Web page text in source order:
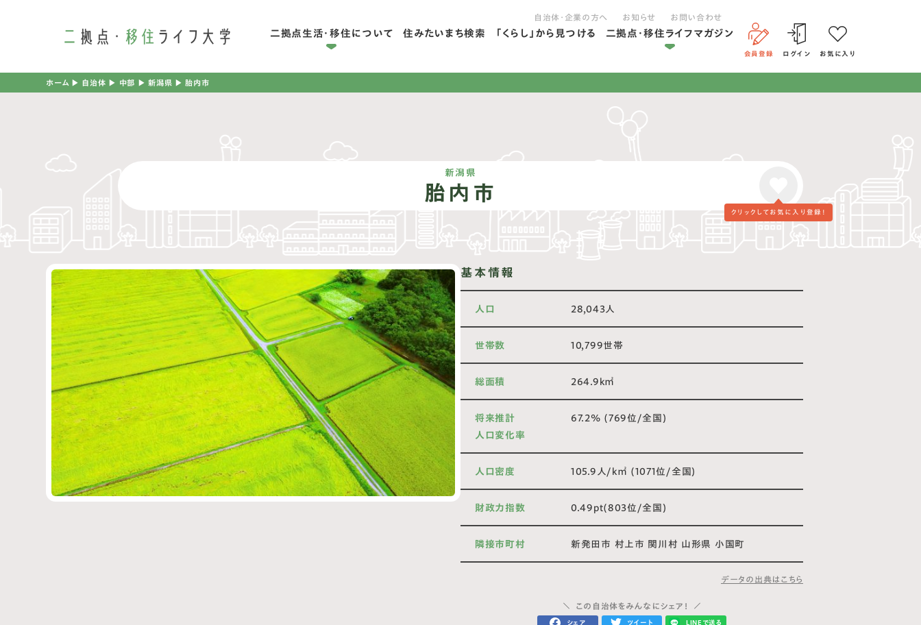
自治体・企業の方へ お知らせ お問い合わせ
二拠点生活・移住について
二拠点ライフを学ぶ
住みたいまち検索 「くらし」から見つける 二拠点・移住ライフマガジン
二拠点ライフ
会員登録 ログイン お気に入り
ホーム ▶︎ 自治体 ▶︎ 中部 ▶︎新潟県 ▶︎ 胎内市
新潟県
胎内市
クリックして お気に入り登録！
基本情報
人口 28,043人
世帯数 10,799世帯
総面積 264.9k㎡
将来推計
人口変化率
67.2% (769位/全国)
人口密度 105.9人/k㎡ (1071位/全国)
財政力指数 0.49pt(803位/全国)
隣接市町村 新発田市 村上市 関川村 山形県 小国町
データの出典はこちら
この自治体をみんなにシェア！
シェア ツイート LINEで送る